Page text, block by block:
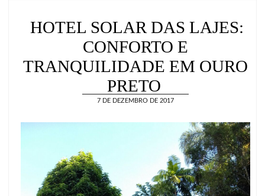
HOTEL SOLAR DAS LAJES:
CONFORTO E
TRANQUILIDADE EM OURO
PRETO
7 DE DEZEMBRO DE 2017